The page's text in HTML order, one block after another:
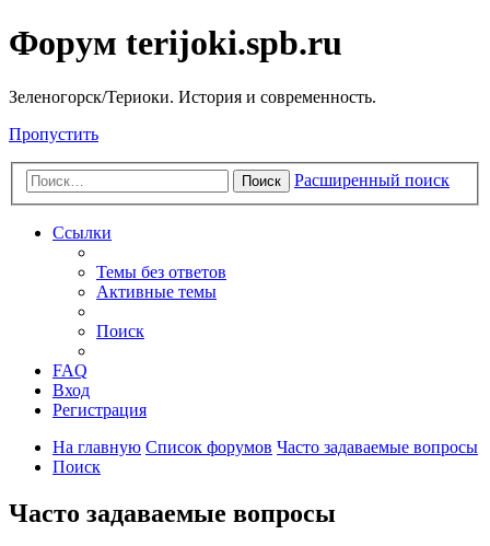
Форум terijoki.spb.ru
Зеленогорск/Териоки. История и современность.
Пропустить
Поиск Расширенный поиск
Ссылки
Темы без ответов
Активные темы
Поиск
FAQ
Вход
Регистрация
На главную Список форумов Часто задаваемые вопросы
Поиск
Часто задаваемые вопросы